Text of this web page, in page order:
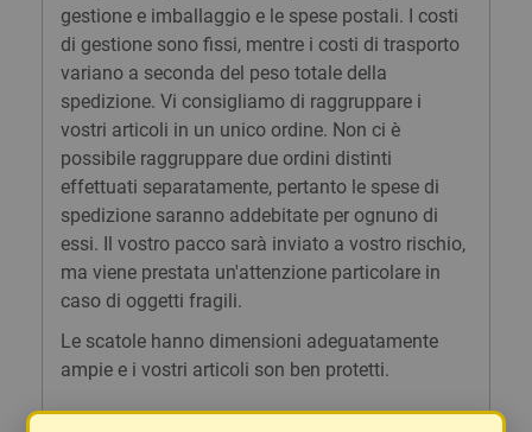
gestione e imballaggio e le spese postali. I costi
di gestione sono fissi, mentre i costi di trasporto
variano a seconda del peso totale della
spedizione. Vi consigliamo di raggruppare i
vostri articoli in un unico ordine. Non ci è
possibile raggruppare due ordini distinti
effettuati separatamente, pertanto le spese di
spedizione saranno addebitate per ognuno di
essi. Il vostro pacco sarà inviato a vostro rischio,
ma viene prestata un'attenzione particolare in
caso di oggetti fragili.
Le scatole hanno dimensioni adeguatamente
ampie e i vostri articoli son ben protetti.